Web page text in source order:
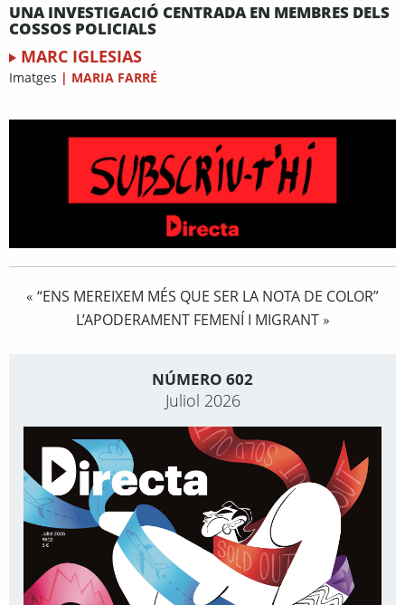
UNA INVESTIGACIÓ CENTRADA EN MEMBRES DELS
COSSOS POLICIALS
MARC IGLESIAS
Imatges | MARIA FARRÉ
« “ENS MEREIXEM MÉS QUE SER LA NOTA DE COLOR”
L’APODERAMENT FEMENÍ I MIGRANT»
NÚMERO 602
Juliol 2026